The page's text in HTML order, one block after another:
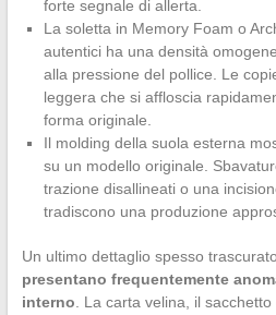
forte segnale di allerta.
La soletta in Memory Foam o
autentici ha una densità
alla pressione del pollice. Le
leggera che si affloscia
forma originale.
Il molding della suola esterna
su un modello originale.
trazione disallineati o una
tradiscono una produzione
Un ultimo dettaglio spesso
presentano frequentemente
interno. La carta velina, il sacchetto